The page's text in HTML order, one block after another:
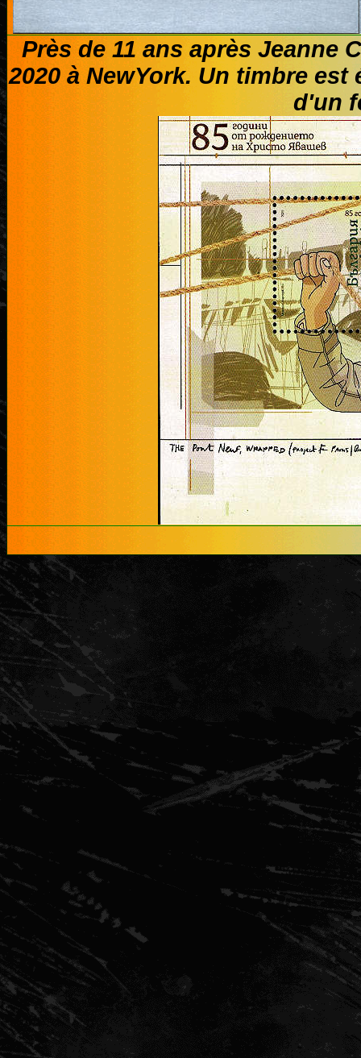
Près de 11 ans après Jeanne
2020 à NewYork. Un timbre
d'un